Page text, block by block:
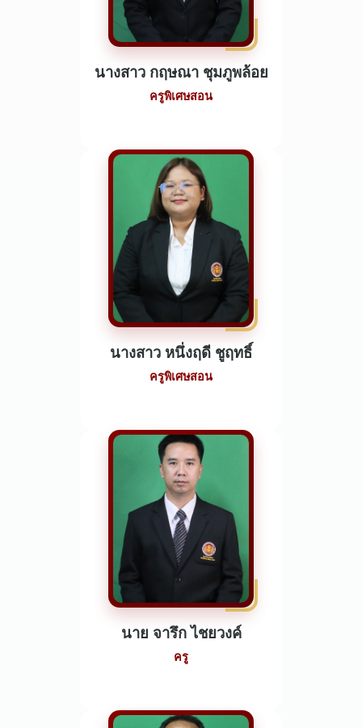
นางสาว กฤษณา ชุมภูพล้อย
ครูพิเศษสอน
นางสาว หนึ่งฤดี ชูฤทธิ์
ครูพิเศษสอน
นาย จารึก ไชยวงค์
ครู